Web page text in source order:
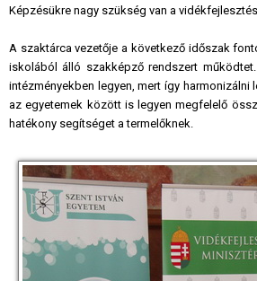
Képzésükre nagy szükség van a
A szaktárca vezetője a következő időszak
iskolából álló szakképző rendszert
intézményekben legyen, mert így
az egyetemek között is legyen megfelelő
hatékony segítséget a termelőknek.